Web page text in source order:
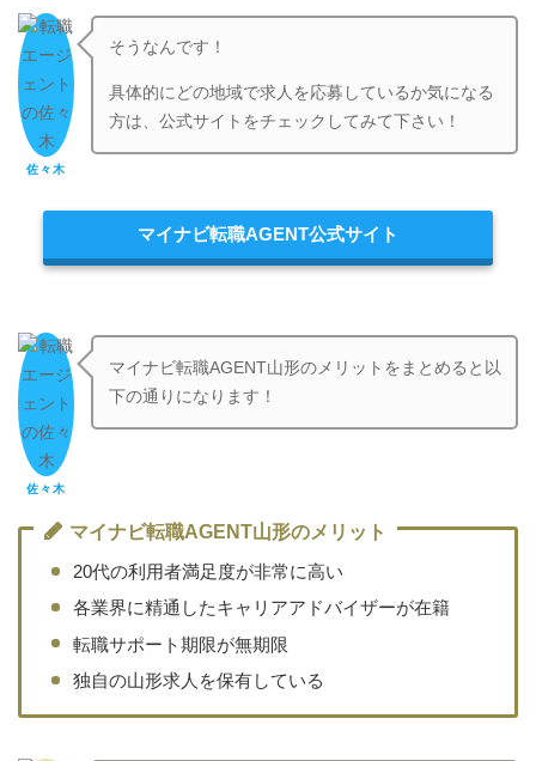
佐々木
そうなんです！
具体的にどの地域で求人を応募しているか気になる
方は、公式サイトをチェックしてみて下さい！
マイナビ転職AGENT公式サイト
佐々木
マイナビ転職AGENT山形のメリットをまとめると以
下の通りになります！
マイナビ転職AGENT山形のメリット
20代の利用者満足度が非常に高い
各業界に精通したキャリアアドバイザーが在籍
転職サポート期限が無期限
独自の山形求人を保有している